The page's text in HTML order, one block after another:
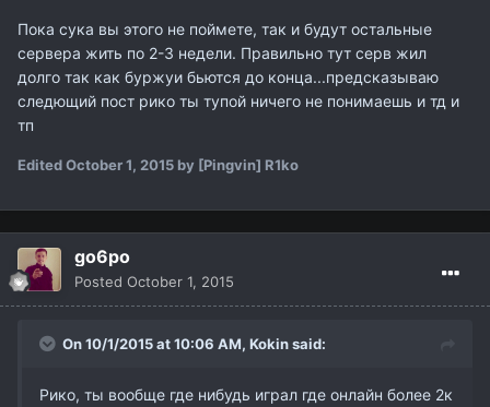
Пока сука вы этого не поймете, так и будут остальные
сервера жить по 2-3 недели. Правильно тут серв жил
долго так как буржуи бьются до конца...предсказываю
следющий пост рико ты тупой ничего не понимаешь и тд и
тп
EditedOctober 1, 2015 by [Pingvin] R1ko
go6po
Posted October 1, 2015
On 10/1/2015 at 10:06 AM, Kokinsaid:
Рико, ты вообще где нибудь играл где онлайн более 2к